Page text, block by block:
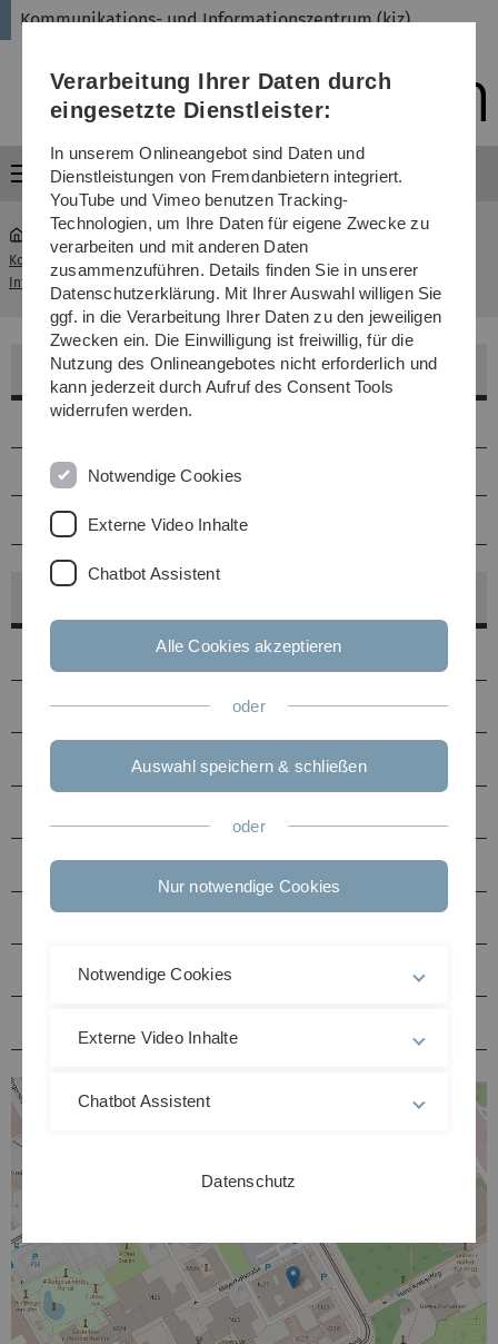
Direkt
Direkt
Direkt
(Sprache,
Drucken,
Media)
Direkt
Direkt
Kommunikations- und Informationszentrum (kiz)
Menü
Kommunikations- und
Informationszentrum (kiz)
...
Multimediaraum 2059
Lage
Größe & Ausstattung
Betreuung
PC-Pools
Druckerstandorte
Seminarräume Uni West
Multimediaraum N27
Hörsäle / Seminarräume Helmholtzstraße (HH)
Verarbeitung Ihrer Daten durch
eingesetzte Dienstleister:
In unserem Onlineangebot sind Daten und
Dienstleistungen von Fremdanbietern integriert.
YouTube und Vimeo benutzen Tracking-
Technologien, um Ihre Daten für eigene Zwecke zu
verarbeiten und mit anderen Daten
zusammenzuführen. Details finden Sie in unserer
Datenschutzerklärung. Mit Ihrer Auswahl willigen Sie
ggf. in die Verarbeitung Ihrer Daten zu den jeweiligen
Zwecken ein. Die Einwilligung ist freiwillig, für die
Nutzung des Onlineangebotes nicht erforderlich und
kann jederzeit durch Aufruf des Consent Tools
widerrufen werden.
Notwendige Cookies
Externe Video Inhalte
Chatbot Assistent
Alle Cookies akzeptieren
oder
Auswahl speichern & schließen
oder
Nur notwendige Cookies
Notwendige Cookies
Externe Video Inhalte
Chatbot Assistent
Datenschutz